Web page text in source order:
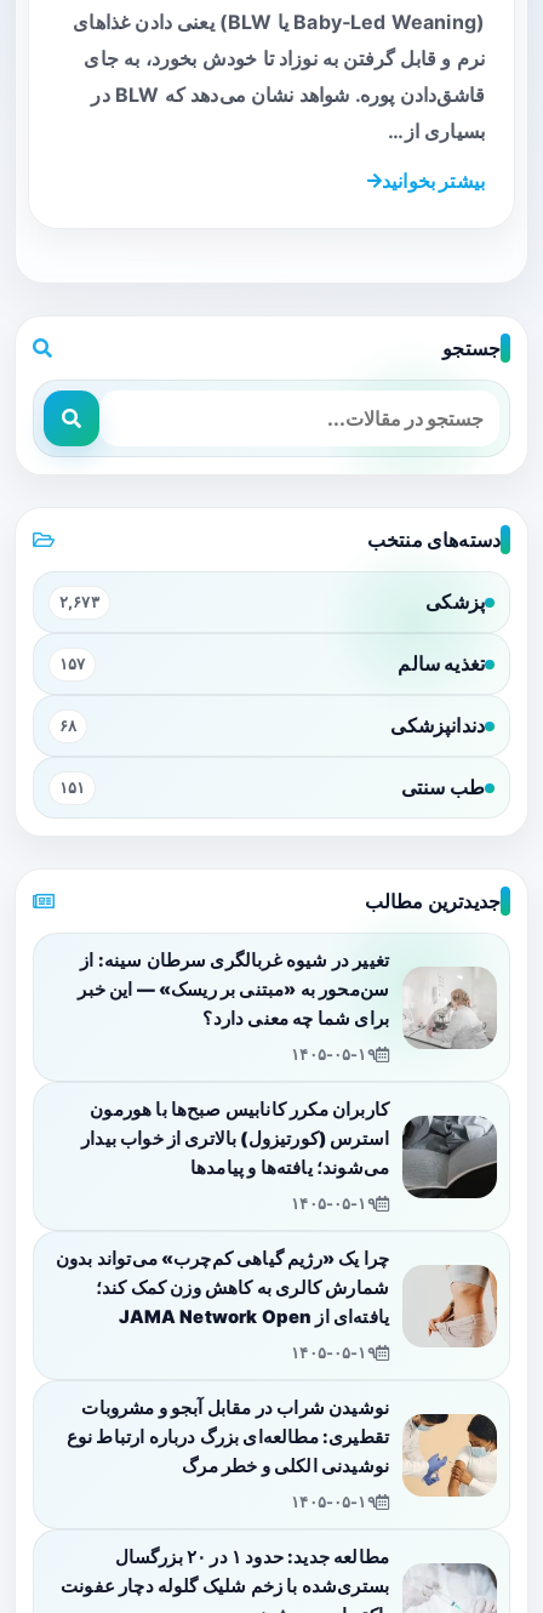
(Baby‑Led Weaning یا BLW) یعنی دادن غذاهای
نرم و قابل گرفتن به نوزاد تا خودش بخورد، به جای
قاشق‌دادن پوره. شواهد نشان می‌دهد که BLW در
بسیاری از…
بیشتر بخوانید
جستجو
دسته‌های منتخب
پزشکی ۲,۶۷۳
تغذیه سالم ۱۵۷
دندانپزشکی ۶۸
طب سنتی ۱۵۱
جدیدترین مطالب
تغییر در شیوه غربالگری سرطان سینه: از
سن‌محور به «مبتنی بر ریسک» — این خبر
برای شما چه معنی دارد؟
۱۴۰۵-۰۵-۱۹
کاربران مکرر کانابیس صبح‌ها با هورمون
استرس (کورتیزول) بالاتری از خواب بیدار
می‌شوند؛ یافته‌ها و پیامدها
۱۴۰۵-۰۵-۱۹
چرا یک «رژیم گیاهی کم‌چرب» می‌تواند بدون
شمارش کالری به کاهش وزن کمک کند؛
یافته‌ای از JAMA Network Open
۱۴۰۵-۰۵-۱۹
نوشیدن شراب در مقابل آبجو و مشروبات
تقطیری: مطالعه‌ای بزرگ درباره ارتباط نوع
نوشیدنی الکلی و خطر مرگ
۱۴۰۵-۰۵-۱۹
مطالعه جدید: حدود ۱ در ۲۰ بزرگسال
بستری‌شده با زخم شلیک گلوله دچار عفونت